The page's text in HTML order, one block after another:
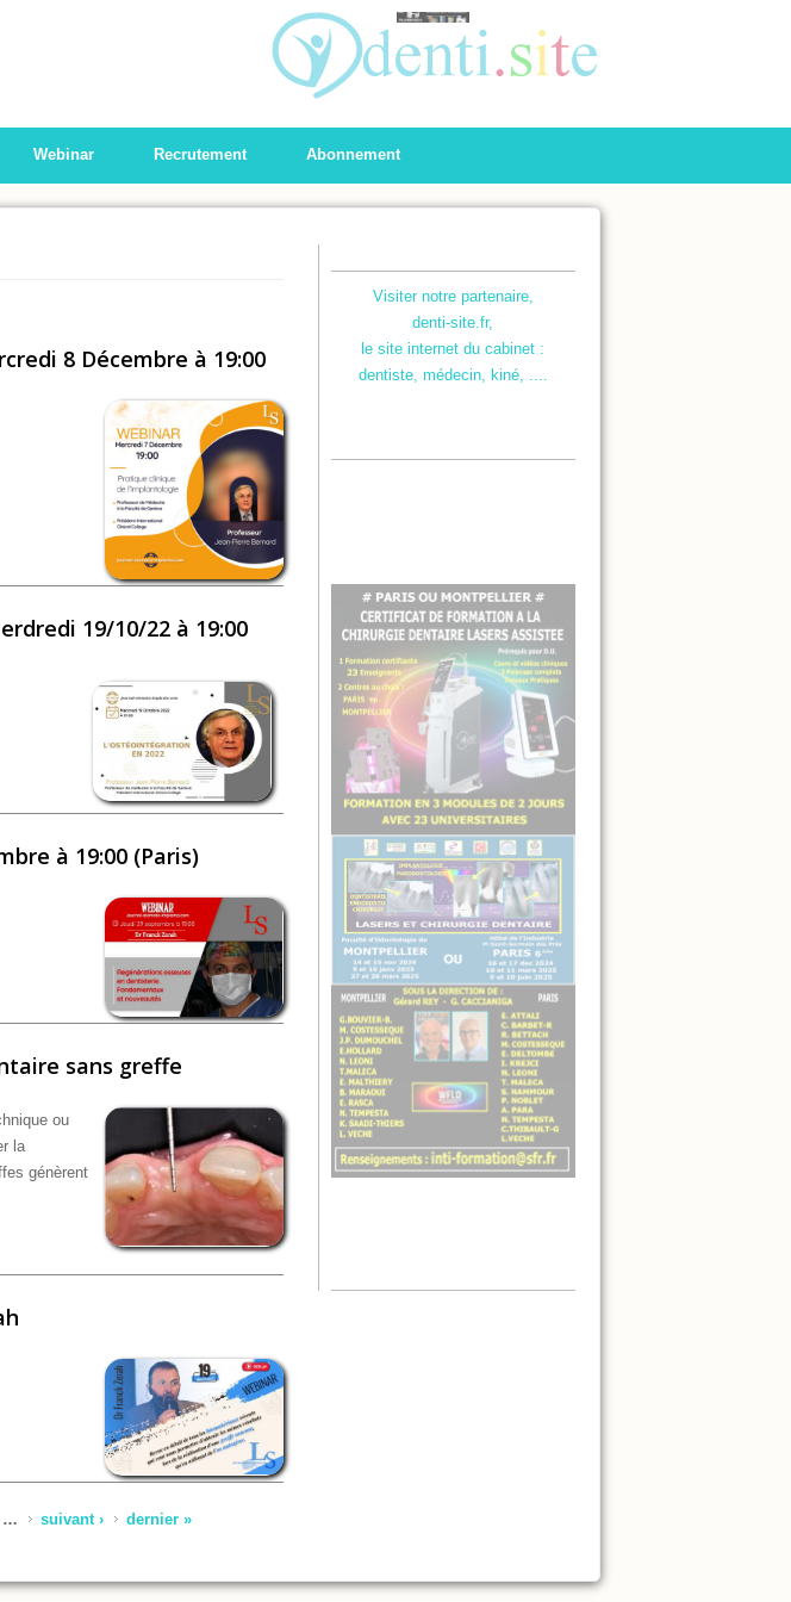
Webinar Recrutement Abonnement
8 Décembre à 19:00
à 19:00
19/10/22 à 19:00
10/22 à 19:00
à 19:00 (Paris)
sans greffe
ou
la
génèrent
… suivant › dernier »
Visiter notre partenaire,
denti-site.fr,
le site internet du cabinet :
dentiste, médecin, kiné, ....